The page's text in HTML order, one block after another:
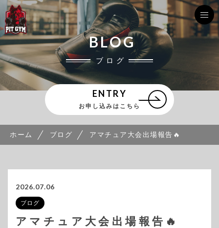
BLOG
ブログ
ENTRY
お申し込みはこちら
ホーム ブログ アマチュア大会出場報告🔥
2026.07.06
ブログ
アマチュア大会出場報告🔥